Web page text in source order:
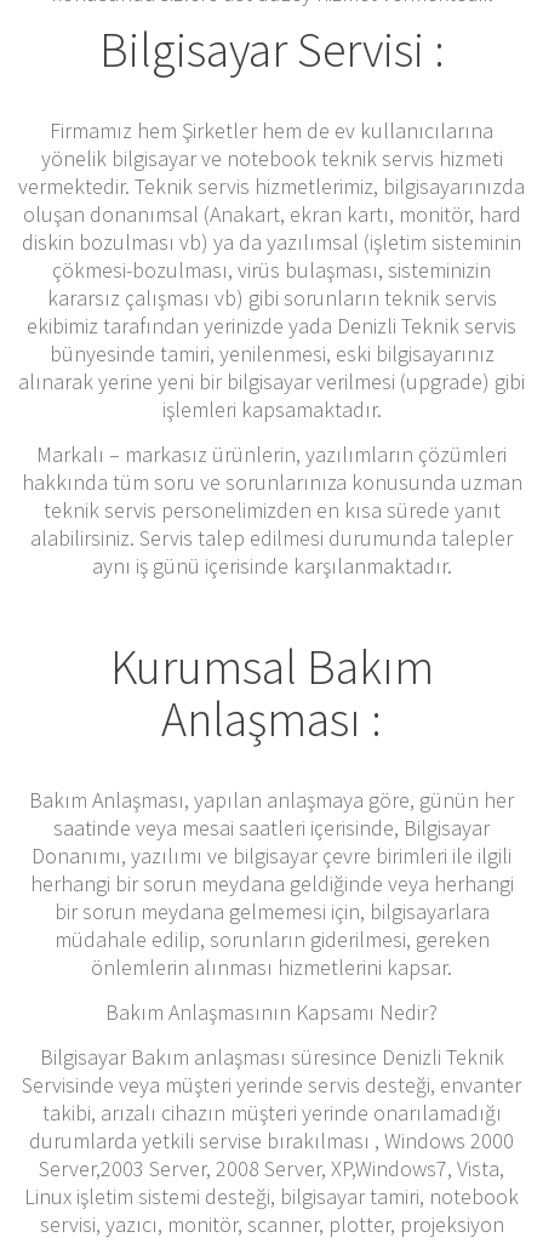
Bilgisayar Servisi :
Firmamız hem Şirketler hem de ev kullanıcılarına
yönelik bilgisayar ve notebook teknik servis hizmeti
vermektedir. Teknik servis hizmetlerimiz, bilgisayarınızda
oluşan donanımsal (Anakart, ekran kartı, monitör, hard
diskin bozulması vb) ya da yazılımsal (işletim sisteminin
çökmesi-bozulması, virüs bulaşması, sisteminizin
kararsız çalışması vb) gibi sorunların teknik servis
ekibimiz tarafından yerinizde yada Denizli Teknik servis
bünyesinde tamiri, yenilenmesi, eski bilgisayarınız
alınarak yerine yeni bir bilgisayar verilmesi (upgrade) gibi
işlemleri kapsamaktadır.
Markalı – markasız ürünlerin, yazılımların çözümleri
hakkında tüm soru ve sorunlarınıza konusunda uzman
teknik servis personelimizden en kısa sürede yanıt
alabilirsiniz. Servis talep edilmesi durumunda talepler
aynı iş günü içerisinde karşılanmaktadır.
Kurumsal Bakım
Anlaşması :
Bakım Anlaşması, yapılan anlaşmaya göre, günün her
saatinde veya mesai saatleri içerisinde, Bilgisayar
Donanımı, yazılımı ve bilgisayar çevre birimleri ile ilgili
herhangi bir sorun meydana geldiğinde veya herhangi
bir sorun meydana gelmemesi için, bilgisayarlara
müdahale edilip, sorunların giderilmesi, gereken
önlemlerin alınması hizmetlerini kapsar.
Bakım Anlaşmasının Kapsamı Nedir?
Bilgisayar Bakım anlaşması süresince Denizli Teknik
Servisinde veya müşteri yerinde servis desteği, envanter
takibi, arızalı cihazın müşteri yerinde onarılamadığı
durumlarda yetkili servise bırakılması , Windows 2000
Server,2003 Server, 2008 Server, XP,Windows7, Vista,
Linux işletim sistemi desteği, bilgisayar tamiri, notebook
servisi, yazıcı, monitör, scanner, plotter, projeksiyon